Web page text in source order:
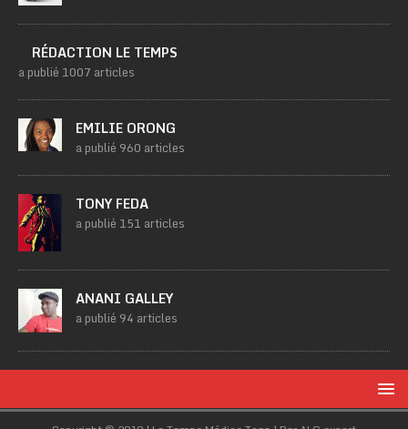
RÉDACTION LE TEMPS
a publié 1007 articles
EMILIE ORONG
a publié 960 articles
TONY FEDA
a publié 151 articles
ANANI GALLEY
a publié 94 articles